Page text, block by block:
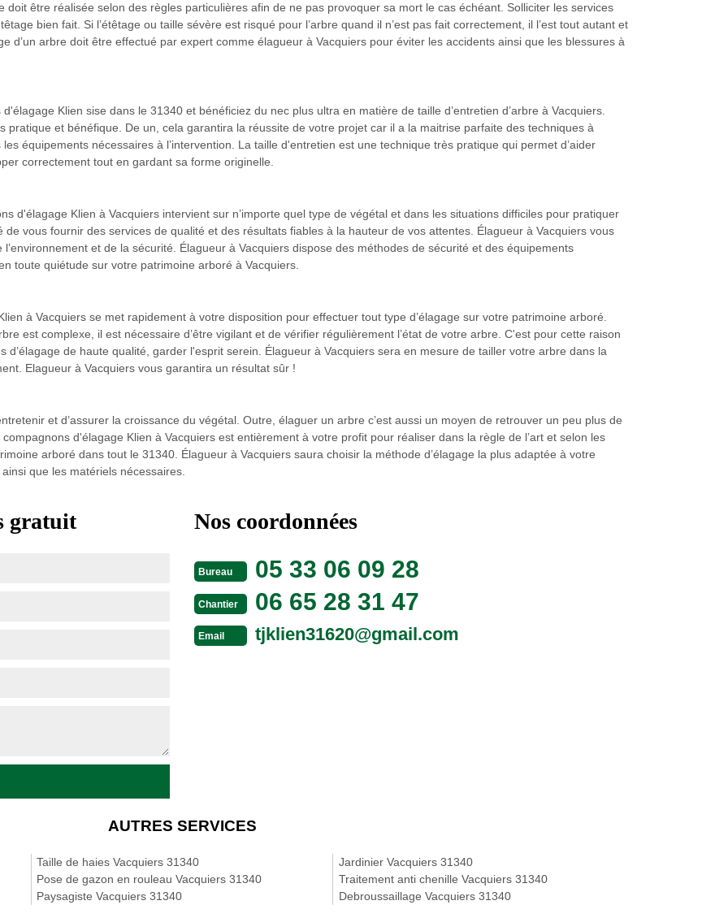
doit être réalisée selon des règles particulières afin de ne pas provoquer sa mort le cas échéant. Solliciter les services
bien fait. Si l’étêtage ou taille sévère est risqué pour l’arbre quand il n’est pas fait correctement, il l’est tout autant et
d’un arbre doit être effectué par expert comme élagueur à Vacquiers pour éviter les accidents ainsi que les blessures à
Klien sise dans le 31340 et bénéficiez du nec plus ultra en matière de taille d’entretien d’arbre à Vacquiers.
pratique et bénéfique. De un, cela garantira la réussite de votre projet car il a la maitrise parfaite des techniques à
équipements nécessaires à l’intervention. La taille d'entretien est une technique très pratique qui permet d’aider
correctement tout en gardant sa forme originelle.
d'élagage Klien à Vacquiers intervient sur n’importe quel type de végétal et dans les situations difficiles pour pratiquer
de vous fournir des services de qualité et des résultats fiables à la hauteur de vos attentes. Élagueur à Vacquiers vous
et de la sécurité. Élagueur à Vacquiers dispose des méthodes de sécurité et des équipements
toute quiétude sur votre patrimoine arboré à Vacquiers.
à Vacquiers se met rapidement à votre disposition pour effectuer tout type d’élagage sur votre patrimoine arboré.
est complexe, il est nécessaire d’être vigilant et de vérifier régulièrement l’état de votre arbre. C'est pour cette raison
d’élagage de haute qualité, garder l'esprit serein. Élagueur à Vacquiers sera en mesure de tailler votre arbre dans la
Elagueur à Vacquiers vous garantira un résultat sûr !
et d’assurer la croissance du végétal. Outre, élaguer un arbre c’est aussi un moyen de retrouver un peu plus de
d'élagage Klien à Vacquiers est entièrement à votre profit pour réaliser dans la règle de l’art et selon les
arboré dans tout le 31340. Élagueur à Vacquiers saura choisir la méthode d’élagage la plus adaptée à votre
que les matériels nécessaires.
gratuit Nos coordonnées
Bureau 05 33 06 09 28
Chantier 06 65 28 31 47
Email tjklien31620@gmail.com
AUTRES SERVICES
Taille de haies Vacquiers 31340
Pose de gazon en rouleau Vacquiers 31340
Paysagiste Vacquiers 31340
Jardinier Vacquiers 31340
Traitement anti chenille Vacquiers 31340
Debroussaillage Vacquiers 31340